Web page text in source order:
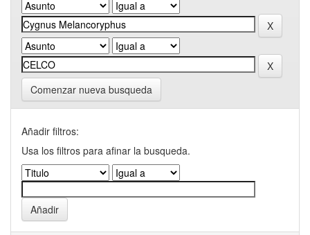
Comenzar nueva busqueda
Añadir filtros:
Usa los filtros para afinar la busqueda.